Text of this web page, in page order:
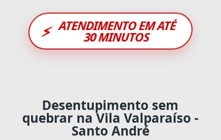
⚡ ATENDIMENTO EM ATÉ
30 MINUTOS
Desentupimento sem
quebrar na Vila Valparaíso -
Santo André